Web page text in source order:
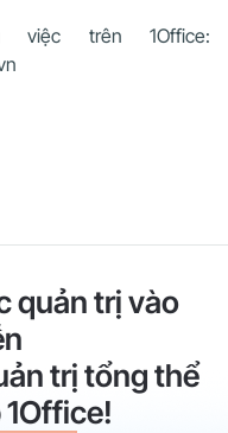
trên 1Office:
quản trị vào
trị tổng thể